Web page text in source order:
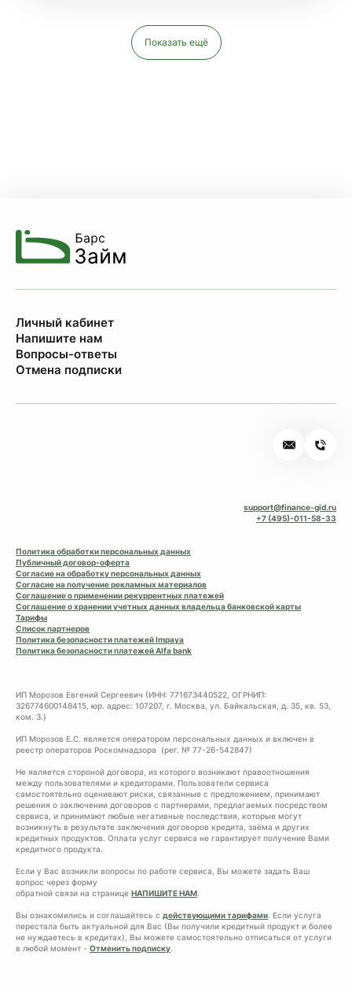
Показать ещё
Личный кабинет
Напишите нам
Вопросы-ответы
Отмена подписки
support@finance-gid.ru
+7 (495)-011-58-33
Политика обработки персональных данных
Публичный договор-оферта
Согласие на обработку персональных данных
Согласие на получение рекламных материалов
Соглашение о применении рекуррентных платежей
Соглашение о хранении учетных данных владельца банковской карты
Тарифы
Список партнеров
Политика безопасности платежей Impaya
Политика безопасности платежей Alfa bank
ИП Морозов Евгений Сергеевич (ИНН: 771673440522, ОГРНИП:
326774600148415, юр. адрес: 107207, г. Москва, ул. Байкальская, д. 35, кв. 53,
ком. 3.)
ИП Морозов Е.С. является оператором персональных данных и включен в
реестр операторов Роскомнадзора (рег. № 77-26-542847)
Не является стороной договора, из которого возникают правоотношения
между пользователями и кредиторами. Пользователи сервиса
самостоятельно оценивают риски, связанные с предложением, принимают
решения о заключении договоров с партнерами, предлагаемых посредством
сервиса, и принимают любые негативные последствия, которые могут
возникнуть в результате заключения договоров кредита, заёма и других
кредитных продуктов. Оплата услуг сервиса не гарантирует получение Вами
кредитного продукта.
Если у Вас возникли вопросы по работе сервиса, Вы можете задать Ваш
вопрос через форму
обратной связи на странице НАПИШИТЕ НАМ.
Вы ознакомились и соглашайтесь с действующими тарифами. Если услуга
перестала быть актуальной для Вас (Вы получили кредитный продукт и более
не нуждаетесь в кредитах), Вы можете самостоятельно отписаться от услуги
в любой момент - Отменить подписку.